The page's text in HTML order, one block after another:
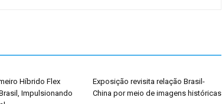
Híbrido Flex
Impulsionando
Exposição revisita relação Brasil-
China por meio de imagens históricas